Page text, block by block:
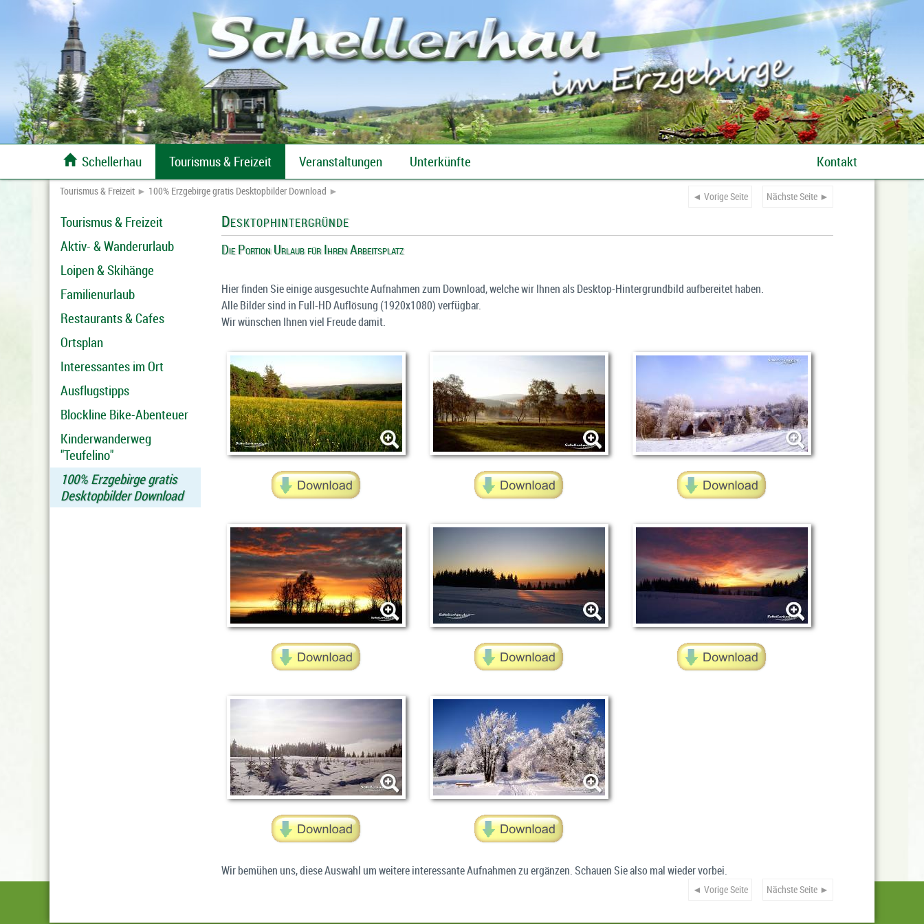
Tourismus & Freizeit ► 100% Erzgebirge gratis Desktopbilder Download ►
Tourismus & Freizeit
Aktiv- & Wanderurlaub
Loipen & Skihänge
Familienurlaub
Restaurants & Cafes
Ortsplan
Interessantes im Ort
Ausflugstipps
Blockline Bike-Abenteuer
Kinderwanderweg
"Teufelino"
100% Erzgebirge gratis
Desktopbilder Download
Nächste Seite ►
◄ Vorige Seite
Desktophintergründe
Die Portion Urlaub für Ihren Arbeitsplatz
Hier finden Sie einige ausgesuchte Aufnahmen zum Download, welche wir Ihnen als Desktop-Hintergrundbild aufbereitet haben.
Alle Bilder sind in Full-HD Auflösung (1920x1080) verfügbar.
Wir wünschen Ihnen viel Freude damit.
Wir bemühen uns, diese Auswahl um weitere interessante Aufnahmen zu ergänzen. Schauen Sie also mal wieder vorbei.
Nächste Seite ►
◄ Vorige Seite
Schellerhau Tourismus & Freizeit Veranstaltungen Unterkünfte Kontakt